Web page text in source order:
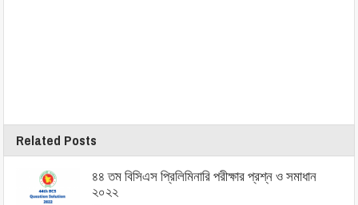
Related Posts
৪৪ তম বিসিএস প্রিলিমিনারি পরীক্ষার প্রশ্ন ও সমাধান
২০২২